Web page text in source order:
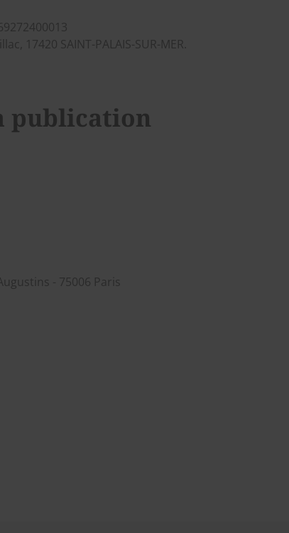
17420 SAINT-PALAIS-SUR-MER.
publication
- 75006 Paris